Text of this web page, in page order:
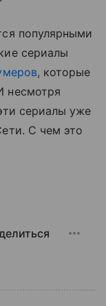
популярными
сериалы
, которые
несмотря
сериалы уже
С чем это